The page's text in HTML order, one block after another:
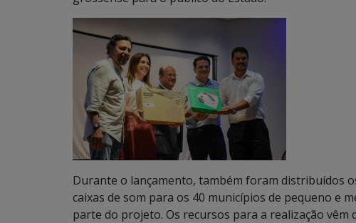
Durante o lançamento, também foram distribuídos
caixas de som para os 40 municípios de pequeno e
parte do projeto. Os recursos para a realização vêm